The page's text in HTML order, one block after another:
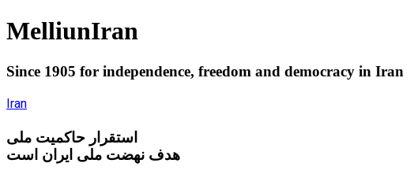
MelliunIran
Since 1905 for independence, freedom and democracy in Iran
Iran
استقرار حاکميت ملی
هدف نهضت ملی ایران است